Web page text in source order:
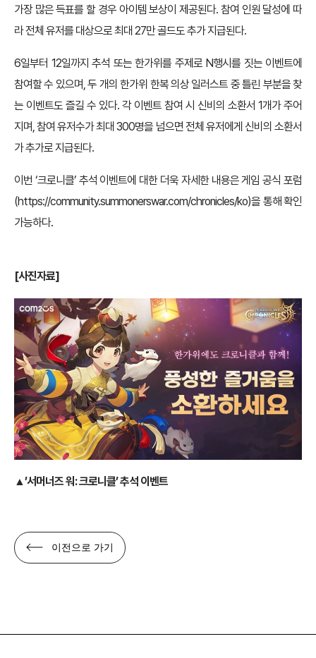
가장 많은 득표를 할 경우 아이템 보상이 제공된다. 참여 인원 달성에 따
라 전체 유저를 대상으로 최대 27만 골드도 추가 지급된다.
6일부터 12일까지 추석 또는 한가위를 주제로 N행시를 짓는 이벤트에
참여할 수 있으며, 두 개의 한가위 한복 의상 일러스트 중 틀린 부분을 찾
는 이벤트도 즐길 수 있다. 각 이벤트 참여 시 신비의 소환서 1개가 주어
지며, 참여 유저수가 최대 300명을 넘으면 전체 유저에게 신비의 소환서
가 추가로 지급된다.
이번 ‘크로니클’ 추석 이벤트에 대한 더욱 자세한 내용은 게임 공식 포럼
(https://community.summonerswar.com/chronicles/ko)을 통해 확인
가능하다.
[사진자료]
▲’서머너즈 워: 크로니클’ 추석 이벤트
이전으로 가기